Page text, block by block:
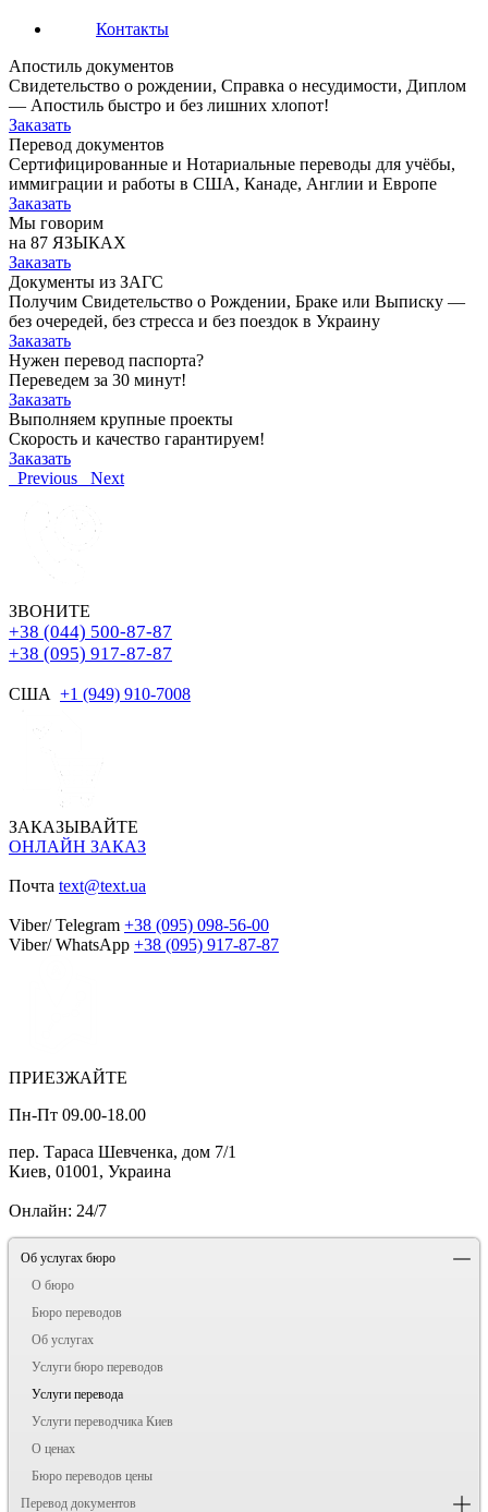
Контакты
Апостиль документов
Свидетельство о рождении, Справка о несудимости, Диплом
— Апостиль быстро и без лишних хлопот!
Заказать
Перевод документов
Сертифицированные и Нотариальные переводы для учёбы,
иммиграции и работы в США, Канаде, Англии и Европе
Заказать
Мы говорим
на 87 ЯЗЫКАХ
Заказать
Документы из ЗАГС
Получим Свидетельство о Рождении, Браке или Выписку —
без очередей, без стресса и без поездок в Украину
Заказать
Нужен перевод паспорта?
Переведем за 30 минут!
Заказать
Выполняем крупные проекты
Скорость и качество гарантируем!
Заказать
Previous
Next
ЗВОНИТЕ
+38 (044) 500-87-87
+38 (095) 917-87-87
США +1 (949) 910-7008
ЗАКАЗЫВАЙТЕ
ОНЛАЙН ЗАКАЗ
Почта text@text.ua
Viber/ Telegram +38 (095) 098-56-00
Viber/ WhatsApp +38 (095) 917-87-87
ПРИЕЗЖАЙТЕ
Пн-Пт 09.00-18.00
пер. Тараса Шевченка, дом 7/1
Киев, 01001, Украина
Онлайн: 24/7
Об услугах бюро
О бюро
Бюро переводов
Об услугах
Услуги бюро переводов
Услуги перевода
Услуги переводчика Киев
О ценах
Бюро переводов цены
Перевод документов